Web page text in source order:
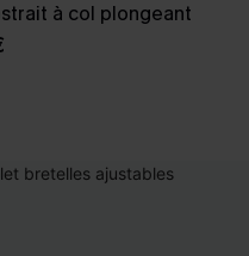
à col plongeant